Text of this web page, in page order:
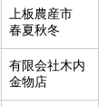
上板農産市
春夏秋冬
有限会社木内
金物店